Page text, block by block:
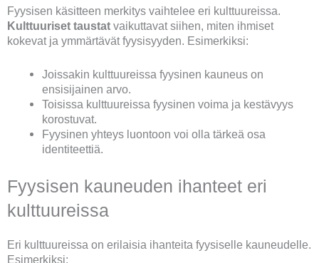
Fyysisen käsitteen merkitys vaihtelee eri kulttuureissa.
Kulttuuriset taustat vaikuttavat siihen, miten ihmiset
kokevat ja ymmärtävät fyysisyyden. Esimerkiksi:
Joissakin kulttuureissa fyysinen kauneus on
ensisijainen arvo.
Toisissa kulttuureissa fyysinen voima ja kestävyys
korostuvat.
Fyysinen yhteys luontoon voi olla tärkeä osa
identiteettiä.
Fyysisen kauneuden ihanteet eri
kulttuureissa
Eri kulttuureissa on erilaisia ihanteita fyysiselle kauneudelle.
Esimerkiksi: